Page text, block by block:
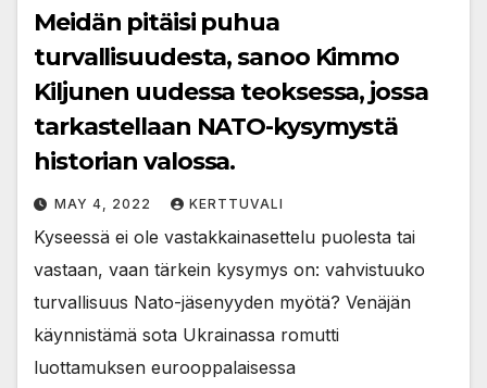
Meidän pitäisi puhua
turvallisuudesta, sanoo Kimmo
Kiljunen uudessa teoksessa, jossa
tarkastellaan NATO-kysymystä
historian valossa.
MAY 4, 2022 KERTTUVALI
Kyseessä ei ole vastakkainasettelu puolesta tai
vastaan, vaan tärkein kysymys on: vahvistuuko
turvallisuus Nato-jäsenyyden myötä? Venäjän
käynnistämä sota Ukrainassa romutti
luottamuksen eurooppalaisessa